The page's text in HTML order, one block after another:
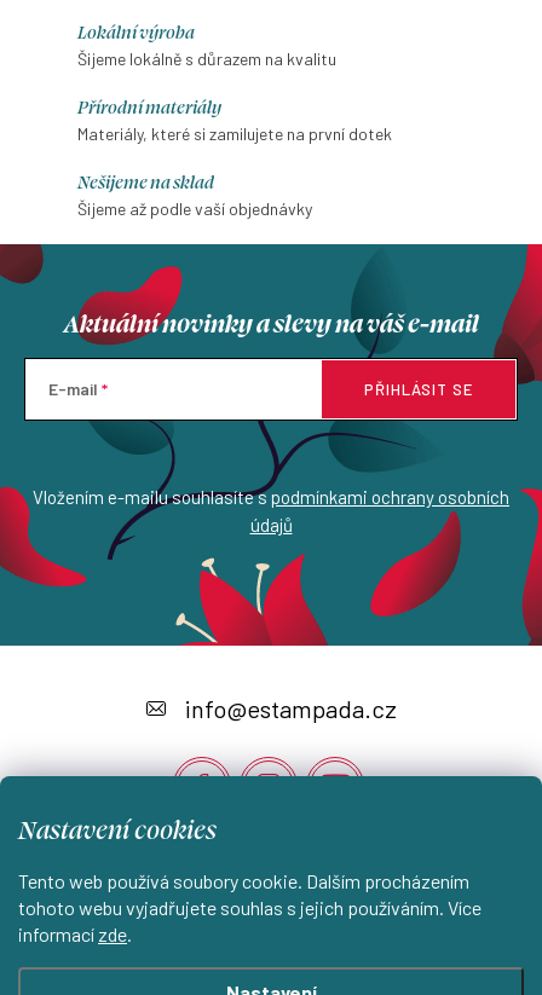
Nastavení cookies
Tento web používá soubory cookie. Dalším procházením
tohoto webu vyjadřujete souhlas s jejich používáním. Více
informací zde.
Lokální výroba
Šijeme lokálně s důrazem na kvalitu
Přírodní materiály
Materiály, které si zamilujete na první dotek
Nešijeme na sklad
Šijeme až podle vaší objednávky
Aktuální novinky a slevy na váš e-mail
E-mail
Vložením e-mailu souhlasíte spodmínkami ochrany osobních
údajů
PŘIHLÁSIT SE
a
Instagram
info@estampada.cz
Shoptet.cz KantorStudio.cz